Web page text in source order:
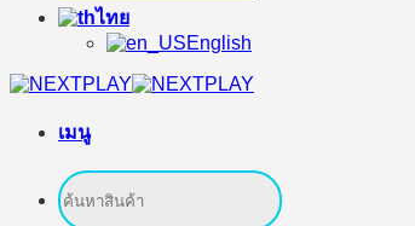
ไทย
English
เมนู
ค้นหา: